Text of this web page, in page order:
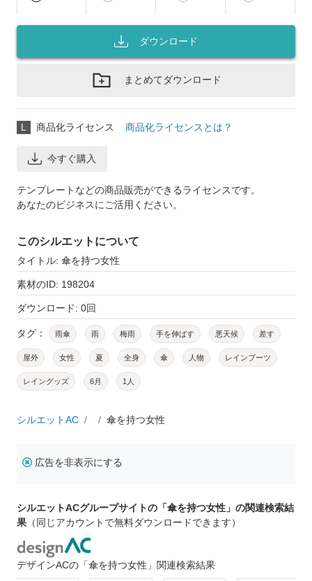
ダウンロード
まとめてダウンロード
L 商品化ライセンス 商品化ライセンスとは？
今すぐ購入
テンプレートなどの商品販売ができるライセンスです。
あなたのビジネスにご活用ください。
このシルエットについて
タイトル: 傘を持つ女性
素材のID: 198204
ダウンロード: 0回
タグ： 雨傘 雨 梅雨 手を伸ばす 悪天候 差す
屋外 女性 夏 全身 傘 人物 レインブーツ
レイングッズ 6月 1人
シルエットAC 傘を持つ女性
広告を非表示にする
シルエットACグループサイトの「傘を持つ女性」の関連検索結
果 （同じアカウントで無料ダウンロードできます）
デザインACの「傘を持つ女性」関連検索結果